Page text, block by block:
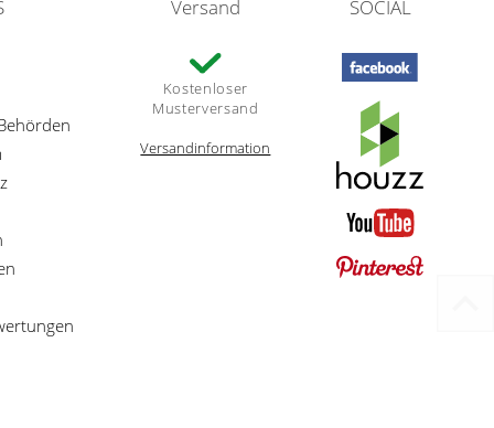
Versand
Kostenloser
Musterversand
Versandinformation
SOCIAL